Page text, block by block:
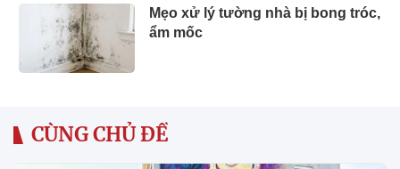
Mẹo xử lý tường nhà bị bong tróc,
ẩm mốc
CÙNG CHỦ ĐỀ